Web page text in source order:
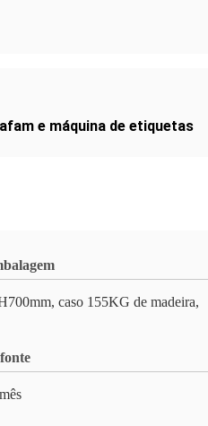
e máquina de etiquetas
caso 155KG de madeira,